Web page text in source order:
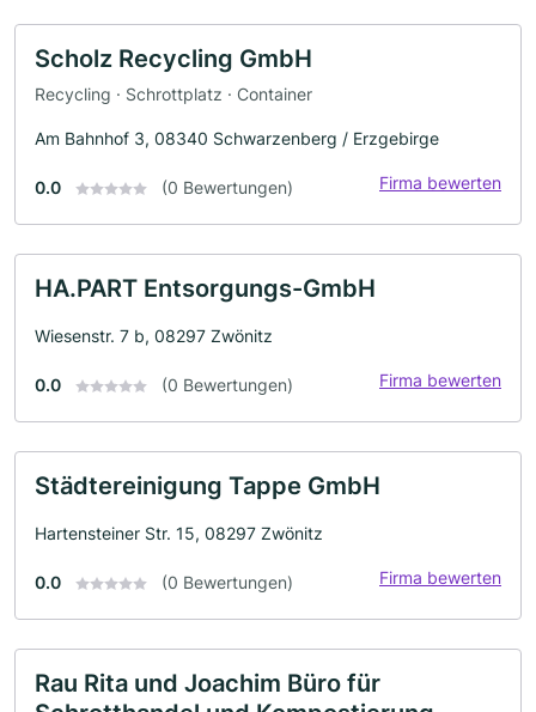
Scholz Recycling GmbH
Recycling · Schrottplatz · Container
Am Bahnhof 3, 08340 Schwarzenberg / Erzgebirge
0.0 (0 Bewertungen) Firma bewerten
HA.PART Entsorgungs-GmbH
Wiesenstr. 7 b, 08297 Zwönitz
0.0 (0 Bewertungen) Firma bewerten
Städtereinigung Tappe GmbH
Hartensteiner Str. 15, 08297 Zwönitz
0.0 (0 Bewertungen) Firma bewerten
Rau Rita und Joachim Büro für